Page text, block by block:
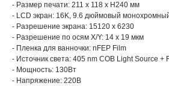
- Размер печати: 211 x 118 x H240 мм
- LCD экран: 16K, 9.6 дюймовый
- Разрешение экрана: 15120 x 6230
- Разрешение по осям X/Y: 14 x 19 мкм
- Пленка для ванночки: nFEP Film
- Источник света: 405 nm COB Light Source
- Мощность: 130Вт
- Напряжение: 220В